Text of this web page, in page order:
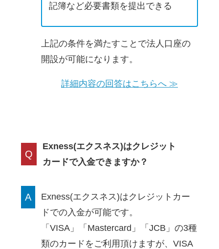
記簿など必要書類を提出できる
上記の条件を満たすことで法人口座の
開設が可能になります。
詳細内容の回答はこちらへ ≫
Q
Exness(エクスネス)はクレジット
カードで入金できますか？
A
Exness(エクスネス)はクレジットカー
ドでの入金が可能です。
「VISA」「Mastercard」「JCB」の3種
類のカードをご利用頂けますが、 VISA